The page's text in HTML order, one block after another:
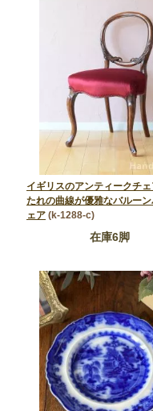
イギリスのアンティークチ
たれの曲線が優雅なバルー
ェア (k-1288-c)
在庫6脚